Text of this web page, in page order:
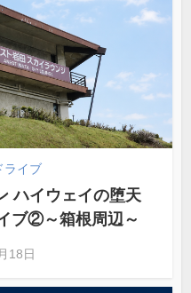
ライブ
ハイウェイの堕天
ブ②～箱根周辺～
18日